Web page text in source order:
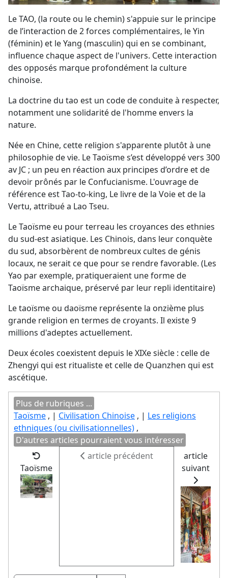
Le TAO, (la route ou le chemin) s'appuie sur le principe
de l’interaction de 2 forces complémentaires, le Yin
(féminin) et le Yang (masculin) qui en se combinant,
influence chaque aspect de l'univers. Cette interaction
des opposés marque profondément la culture
chinoise.
La doctrine du tao est un code de conduite à respecter,
notamment une solidarité de l'homme envers la
nature.
Née en Chine, cette religion s'apparente plutôt à une
philosophie de vie. Le Taoïsme s’est développé vers 300
av JC ; un peu en réaction aux principes d’ordre et de
devoir prônés par le Confucianisme. L'ouvrage de
référence est Tao-to-king, Le livre de la Voie et de la
Vertu, attribué a Lao Tseu.
Le Taoïsme eu pour terreau les croyances des ethnies
du sud-est asiatique. Les Chinois, dans leur conquète
du sud, absorbèrent de nombreux cultes de génis
locaux, ne serait ce que pour se rendre favorable. (Les
Yao par exemple, pratiqueraient une forme de
Taoïsme archaique, préservé par leur repli identitaire)
Le taoïsme ou daoïsme représente la onzième plus
grande religion en termes de croyants. Il existe 9
millions d'adeptes actuellement.
Deux écoles coexistent depuis le XIXe siècle : celle de
Zhengyi qui est ritualiste et celle de Quanzhen qui est
ascétique.
Plus de rubriques ...
Taoïsme , | Civilisation Chinoise , | Les religions
ethniques (ou civilisationnelles) ,
D'autres articles pourraient vous intéresser
Taoïsme
article précédent
article
suivant